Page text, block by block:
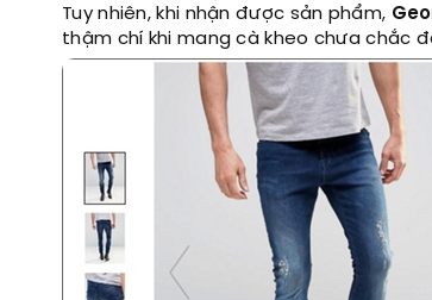
Tuy nhiên, khi nhận được sản phẩm,
thậm chí khi mang cà kheo chưa chắc